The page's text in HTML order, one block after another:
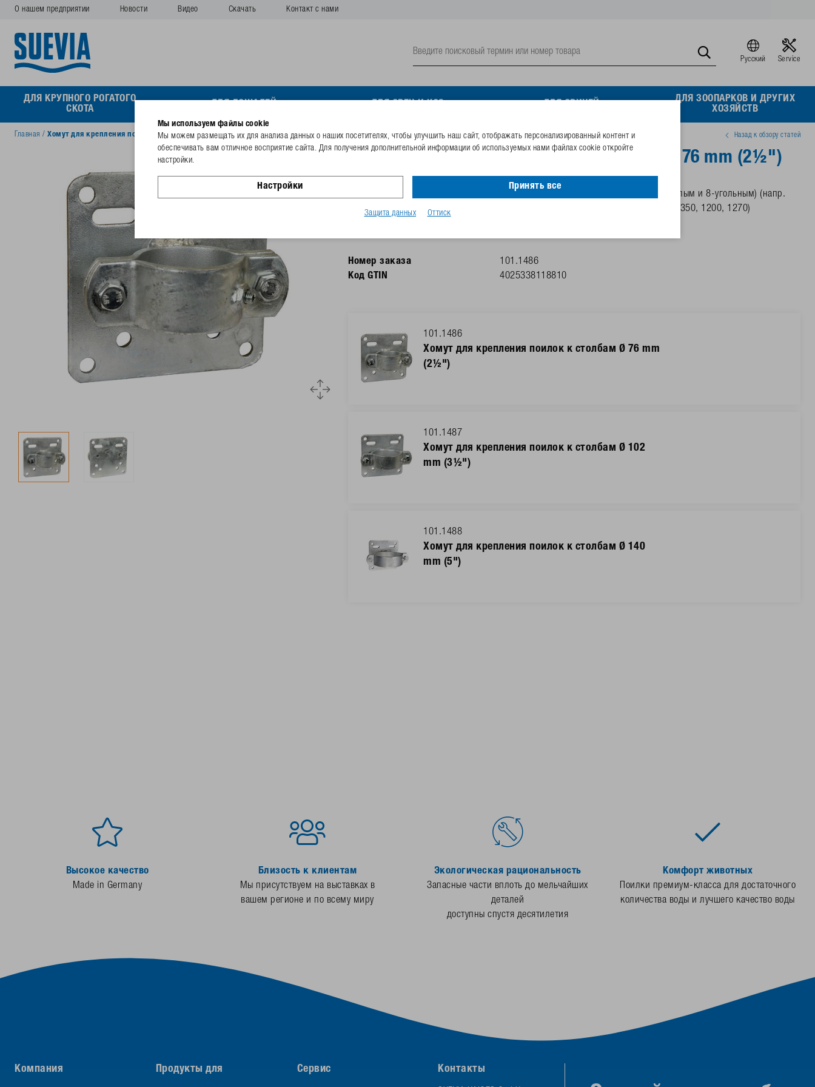
О нашем предприятии Новости Видео Скачать Контакт с нами
Русский Service
ДЛЯ КРУПНОГО РОГАТОГО
СКОТА
ДЛЯ ЗООПАРКОВ И ДРУГИХ
ХОЗЯЙСТВ
Главная / Хомут для крепления поилок к столбам Ø 76 mm (2½") Назад к обзору статей
Хомут для крепления поилок к столбам Ø 76 mm (2½")
Для крепления всех чашечных поилок SUEVIA
к столбам и трубам (круглым и 8-угольным) (напр.
для крепления Моделей 10P, 12P, 16P, 18P, 19R, 20, 25R, 46, 115, 130, 340, 350, 1200, 1270)
Номер заказа
101.1486
Код GTIN
4025338118810
101.1486
Хомут для крепления поилок к столбам Ø 76 mm
(2½")
101.1487
Хомут для крепления поилок к столбам Ø 102
mm (3½")
101.1488
Хомут для крепления поилок к столбам Ø 140
mm (5")
Высокое качество
Made in Germany
Близость к клиентам
Мы присутствуем на выставках в
вашем регионе и по всему миру
Экологическая рациональность
Запасные части вплоть до мельчайших
деталей
доступны спустя десятилетия
Комфорт животных
Поилки премиум-класса для достаточного
количества воды и лучшего качество воды
Компания Продукты для Сервис Контакты
Мы используем файлы cookie
Мы можем размещать их для анализа данных о наших посетителях, чтобы улучшить наш сайт, отображать персонализированный контент и
обеспечивать вам отличное восприятие сайта. Для получения дополнительной информации об используемых нами файлах cookie откройте
настройки.
Настройки Принять все
Защита данных Оттиск